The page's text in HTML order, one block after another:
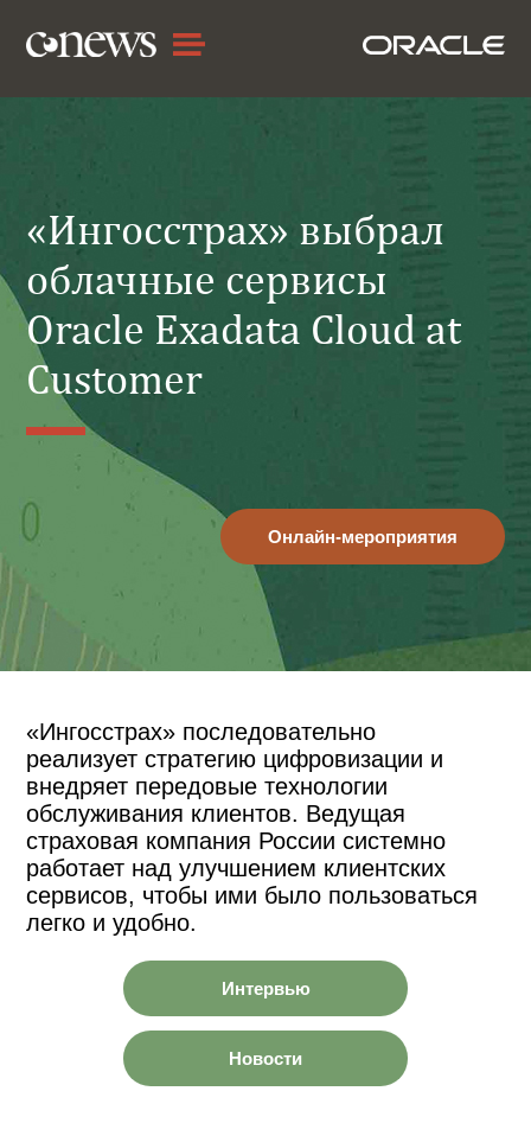
«Ингосстрах» выбрал
облачные сервисы
Oracle Exadata Cloud at
Customer
Онлайн-мероприятия
«Ингосстрах» последовательно
реализует стратегию цифровизации и
внедряет передовые технологии
обслуживания клиентов. Ведущая
страховая компания России системно
работает над улучшением клиентских
сервисов, чтобы ими было пользоваться
легко и удобно.
Интервью
Новости